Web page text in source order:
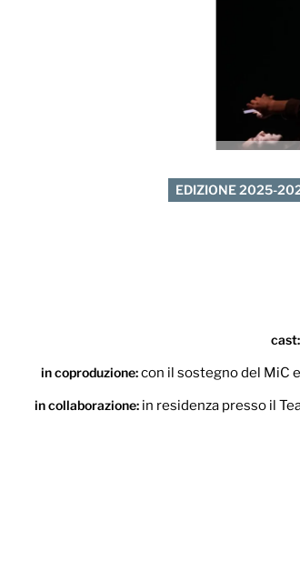
EDIZIONE 2025-
cast:
in coproduzione:con il sostegno del MiC
in collaborazione: in residenza presso il